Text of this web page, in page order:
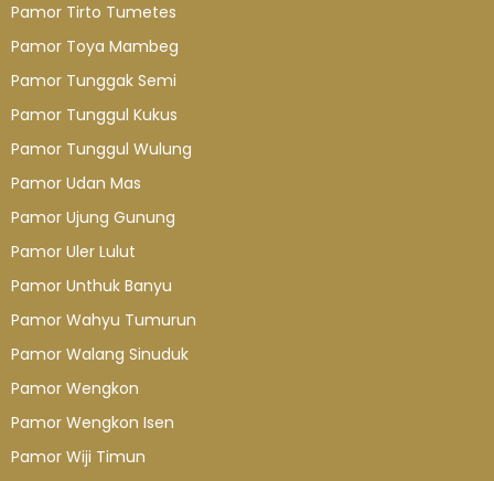
Pamor Tirto Tumetes
Pamor Toya Mambeg
Pamor Tunggak Semi
Pamor Tunggul Kukus
Pamor Tunggul Wulung
Pamor Udan Mas
Pamor Ujung Gunung
Pamor Uler Lulut
Pamor Unthuk Banyu
Pamor Wahyu Tumurun
Pamor Walang Sinuduk
Pamor Wengkon
Pamor Wengkon Isen
Pamor Wiji Timun